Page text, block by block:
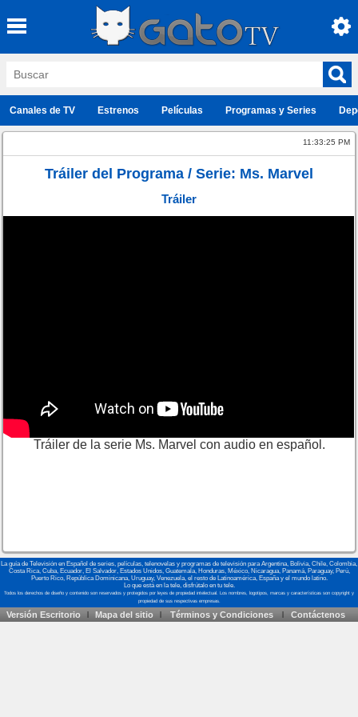
Canales de TV Estrenos Películas Programas y Series
11:33:25 PM
Tráiler del Programa / Serie: Ms. Marvel
Tráiler
Tráiler de la serie Ms. Marvel con audio en español.
La guía de Televisión en Español de series, películas, telenovelas y programas de televisión para Argentina, Bolivia, Chile, Colombia,
Costa Rica, Cuba, Ecuador, El Salvador, Estados Unidos, Guatemala, Honduras, México, Nicaragua, Panamá, Paraguay, Perú,
Puerto Rico, República Dominicana, Uruguay, Venezuela, el resto de Latinoamérica, España y el mundo latino.
Lo que está en la tele, disfrútalo en tu tele.
Versión Escritorio Mapa del sitio Términos y Condiciones Contáctenos